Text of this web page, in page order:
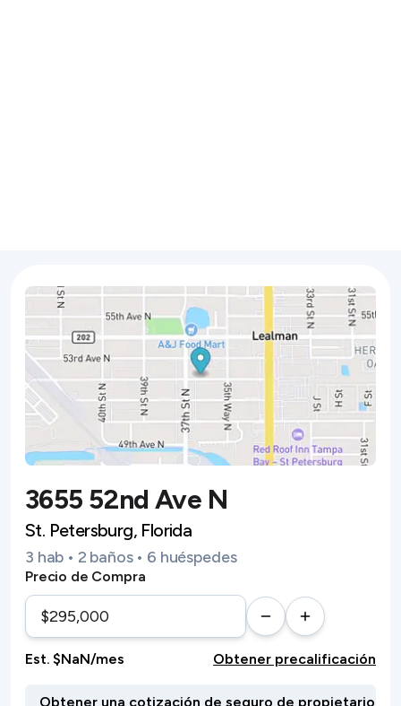
3655 52nd Ave N
St. Petersburg, Florida
3 hab • 2 baños • 6 huéspedes
Precio de Compra
Est. $NaN/mes Obtener precalificación